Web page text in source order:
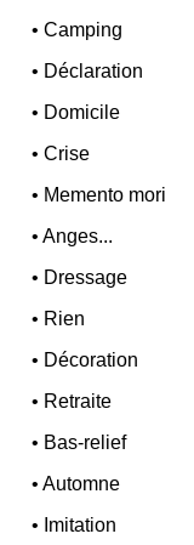
•Camping
• Déclaration
• Domicile
•Crise
• Memento mori
•Anges...
• Dressage
• Rien
• Décoration
• Retraite
• Bas-relief
•Automne
• Imitation